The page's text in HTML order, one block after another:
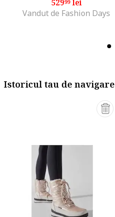
52999lei
Vandut de Fashion Days
Istoricul tau de navigare